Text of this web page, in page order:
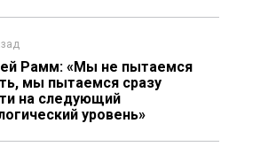
Рамм: «Мы не пытаемся
мы пытаемся сразу
на следующий
уровень»